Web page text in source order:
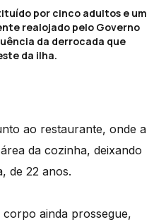
por cinco adultos e um
realojado pelo Governo
da derrocada que
da ilha.
ao restaurante, onde a
da cozinha, deixando
de 22 anos.
ainda prossegue,